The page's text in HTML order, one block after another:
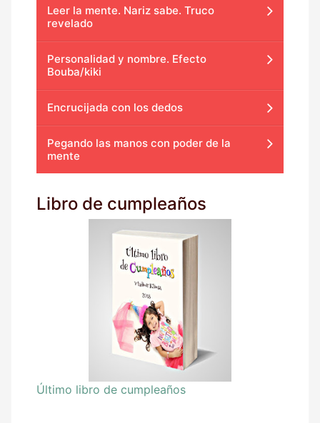
Leer la mente. Nariz sabe. Truco
revelado
Personalidad y nombre. Efecto
Bouba/kiki
Encrucijada con los dedos
Pegando las manos con poder de la
mente
Libro de cumpleaños
Último libro de cumpleaños